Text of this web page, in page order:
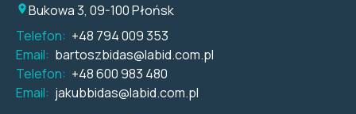
Bukowa 3, 09-100 Płońsk
Telefon: +48 794 009 353
Email: bartoszbidas@labid.com.pl
Telefon: +48 600 983 480
Email: jakubbidas@labid.com.pl